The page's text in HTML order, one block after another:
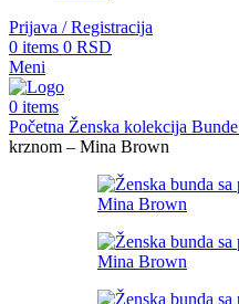
Prijava / Registracija
0 items 0 RSD
Meni
0 items
Početna Ženska kolekcija Bunde
krznom – Mina Brown